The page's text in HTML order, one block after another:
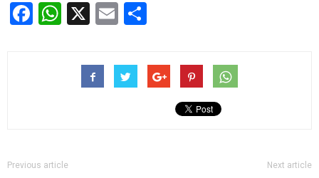
Facebook
WhatsApp
X Email
Previous article Next article